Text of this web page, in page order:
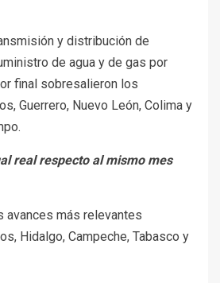
y distribución de
de agua y de gas por
final sobresalieron los
Guerrero, Nuevo León, Colima y
real respecto al mismo mes
avances más relevantes
Hidalgo, Campeche, Tabasco y